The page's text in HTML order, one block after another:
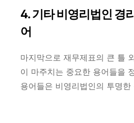
4. 기타 비영리법인 경
어
마지막으로 재무제표의 큰 틀
이 마주치는 중요한 용어들을
용어들은 비영리법인의 투명